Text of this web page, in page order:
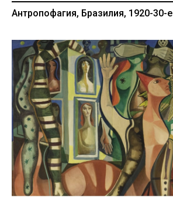
Антропофагия, Бразилия, 1920-30-е